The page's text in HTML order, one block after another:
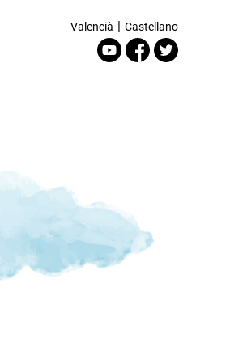
Valencià | Castellano